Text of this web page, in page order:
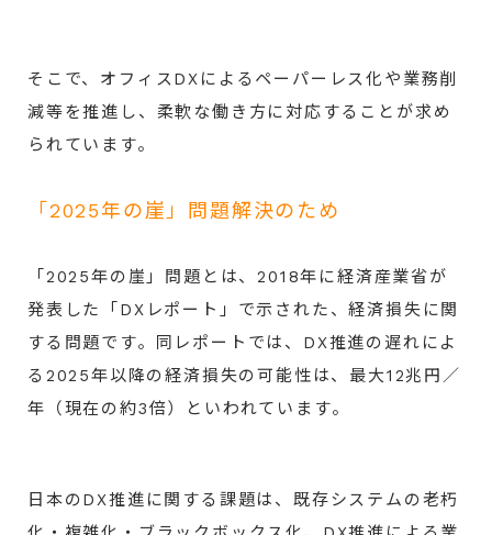
そこで、オフィスDXによるペーパーレス化や業務削
減等を推進し、柔軟な働き方に対応することが求め
られています。
「2025年の崖」問題解決のため
「2025年の崖」問題とは、2018年に経済産業省が
発表した「DXレポート」で示された、経済損失に関
する問題です。同レポートでは、DX推進の遅れによ
る2025年以降の経済損失の可能性は、最大12兆円／
年（現在の約3倍）といわれています。
日本のDX推進に関する課題は、既存システムの老朽